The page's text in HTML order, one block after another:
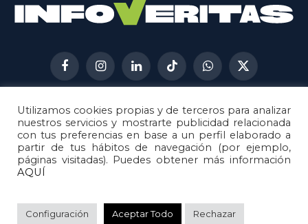
FacebookInstagramLinkedInTikTokWhatsApp
X
(Twitter)
AVISO LEGAL
METODOLOGÍA
POLÍTICA DE COOKIES
POLÍTICA DE CORRECCIONES
© 2026Metech. Todos los derechos reservados.
Utilizamos cookies propias y de terceros para analizar
nuestros servicios y mostrarte publicidad relacionada
con tus preferencias en base a un perfil elaborado a
partir de tus hábitos de navegación (por ejemplo,
páginas visitadas). Puedes obtener más información
AQUÍ
Configuración Aceptar Todo Rechazar